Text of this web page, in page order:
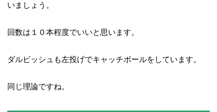
いましょう。
回数は１０本程度でいいと思います。
ダルビッシュも左投げでキャッチボールをしています。
同じ理論ですね。